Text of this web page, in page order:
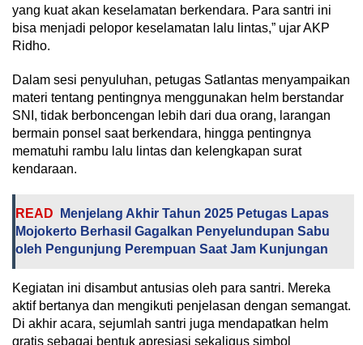
yang kuat akan keselamatan berkendara. Para santri ini
bisa menjadi pelopor keselamatan lalu lintas,” ujar AKP
Ridho.
Dalam sesi penyuluhan, petugas Satlantas menyampaikan
materi tentang pentingnya menggunakan helm berstandar
SNI, tidak berboncengan lebih dari dua orang, larangan
bermain ponsel saat berkendara, hingga pentingnya
mematuhi rambu lalu lintas dan kelengkapan surat
kendaraan.
READ
Menjelang Akhir Tahun 2025 Petugas Lapas
Mojokerto Berhasil Gagalkan Penyelundupan Sabu
oleh Pengunjung Perempuan Saat Jam Kunjungan
Kegiatan ini disambut antusias oleh para santri. Mereka
aktif bertanya dan mengikuti penjelasan dengan semangat.
Di akhir acara, sejumlah santri juga mendapatkan helm
gratis sebagai bentuk apresiasi sekaligus simbol